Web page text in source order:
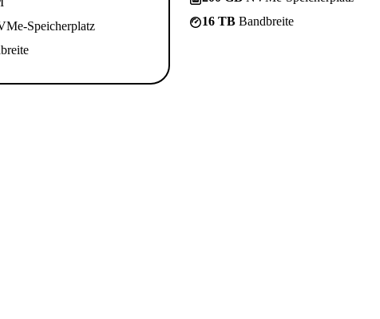
Speicherplatz
16 TB Bandbreite